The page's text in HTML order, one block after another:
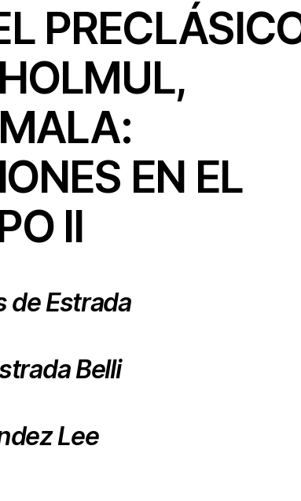
EN EL
II
de Estrada
Belli
Lee